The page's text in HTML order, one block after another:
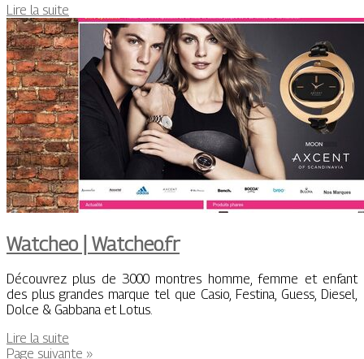
Lire la suite
Watcheo | Watcheo.fr
Découvrez plus de 3000 montres homme, femme et enfant
des plus grandes marque tel que Casio, Festina, Guess, Diesel,
Dolce & Gabbana et Lotus.
Lire la suite
Page suivante »